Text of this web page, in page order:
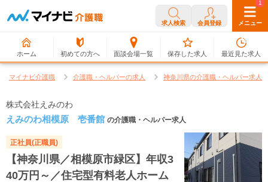
求人検索 会員登録 メニュー
ホーム 初めての方へ 面談会場一覧
0
保存した求人
1
最近見た求人
マイナビ介護職 介護職・ヘルパーの求人 神奈川県の介護職・ヘルパー求人
株式会社えみのわ
えみのわ相模原 壱番館 の介護職・ヘルパー求人
正社員(正職員)
【神奈川県／相模原市緑区】年収3
40万円～／住宅型有料老人ホーム